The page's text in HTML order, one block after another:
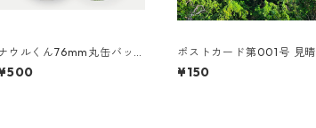
ウルくん76mm丸缶バッ
（1/10頃発送）
ポストカード第001号 見晴
らし
¥150